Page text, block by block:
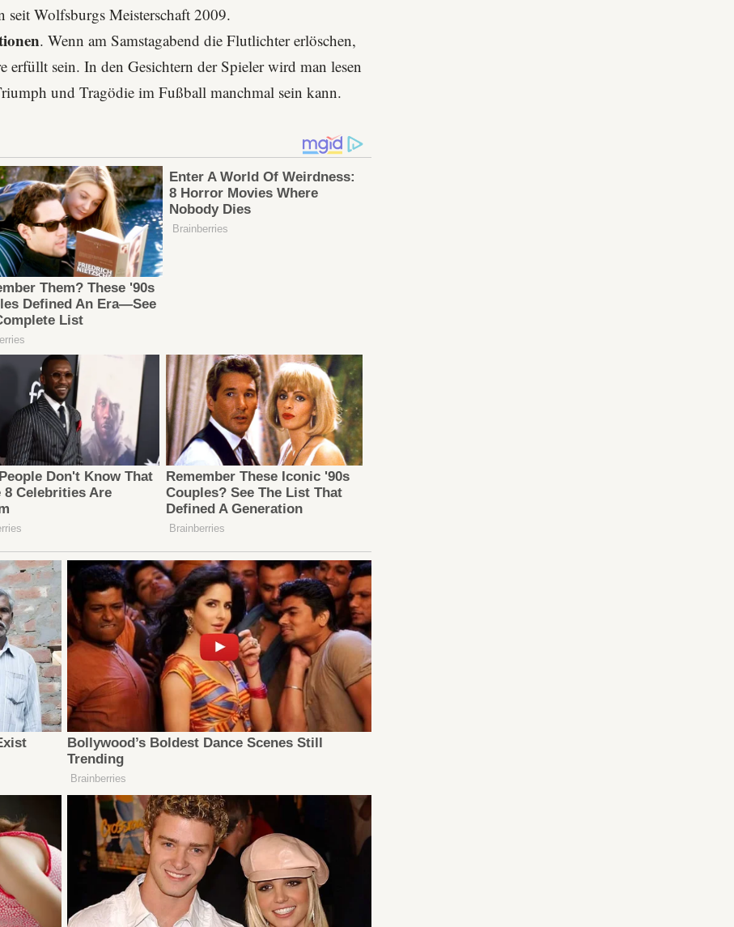
Wolfsburgs Meisterschaft 2009.
. Wenn am Samstagabend die Flutlichter erlöschen,
erfüllt sein. In den Gesichtern der Spieler wird man lesen
und Tragödie im Fußball manchmal sein kann.